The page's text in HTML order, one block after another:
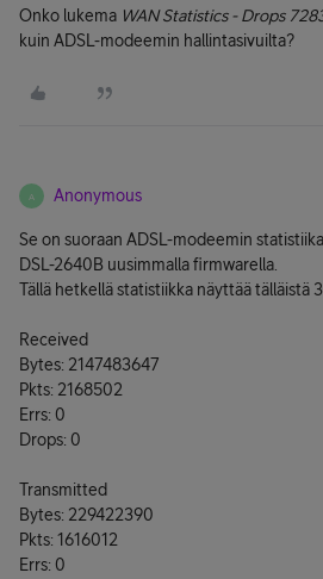
Onko lukema WAN Statistics - Drops
kuin ADSL-modeemin hallintasivuilta?
A Anonymous
Se on suoraan ADSL-modeemin
DSL-2640B uusimmalla firmwarella.
Tällä hetkellä statistiikka näyttää tälläistä
Received
Bytes: 2147483647
Pkts: 2168502
Errs: 0
Drops: 0
Transmitted
Bytes: 229422390
Pkts: 1616012
Errs: 0